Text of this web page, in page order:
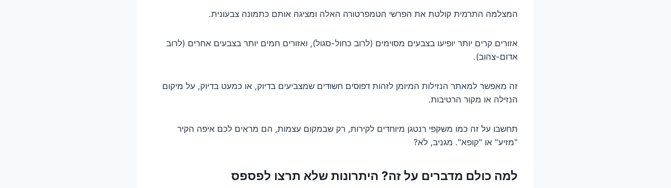
המצלמה התרמית קולטת את הפרשי הטמפרטורה האלה ומציגה אותם כתמונה צבעונית.
אזורים קרים יותר יופיעו בצבעים מסוימים (לרוב כחול-סגול), ואזורים חמים יותר בצבעים אחרים (לרוב
אדום-צהוב).
זה מאפשר למאתר הנזילות המיומן לזהות דפוסים חשודים שמצביעים בדיוק, או כמעט בדיוק, על מיקום
הנזילה או מקור הרטיבות.
תחשבו על זה כמו משקפי רנטגן מיוחדים לקירות, רק שבמקום עצמות, הם מראים לכם איפה הקיר
"מזיע" או "קופא". מגניב, לא?
למה כולם מדברים על זה? היתרונות שלא תרצו לפספס